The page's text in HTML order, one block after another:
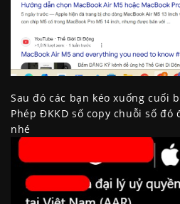
Sau đó các bạn kéo xuống cuối
Phép ĐKKD số copy chuỗi số
nhé